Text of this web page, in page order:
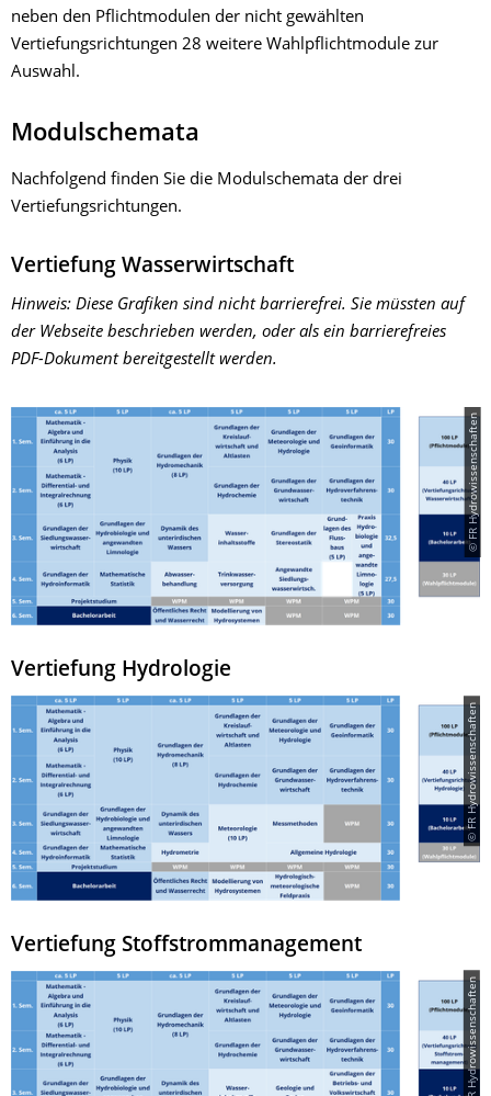
neben den Pflichtmodulen der nicht gewählten
Vertiefungsrichtungen 28 weitere Wahlpflichtmodule zur
Auswahl.
Modulschemata
Nachfolgend finden Sie die Modulschemata der drei
Vertiefungsrichtungen.
Vertiefung Wasserwirtschaft
Hinweis: Diese Grafiken sind nicht barrierefrei. Sie müssten auf
der Webseite beschrieben werden, oder als ein barrierefreies
PDF-Dokument bereitgestellt werden.
© FR Hydrowissenschaften
Vertiefung Hydrologie
© FR Hydrowissenschaften
Vertiefung Stoffstrommanagement
© FR Hydrowissenschaften